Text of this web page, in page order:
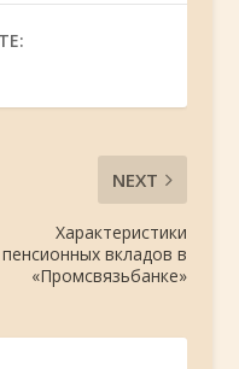
NEXT
Характеристики
пенсионных вкладов в
«Промсвязьбанке»